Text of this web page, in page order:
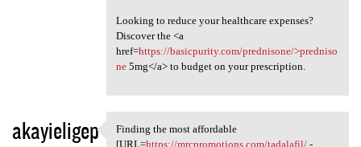
Looking to reduce your healthcare expenses?
Discover the <a
href=https://basicpurity.com/prednisone/>predniso
ne5mg</a> to budget on your prescription.
akayieligep Finding the most affordable
Finding the most affordable
[URL=https://mrcpromotions.com/tadalafil/-